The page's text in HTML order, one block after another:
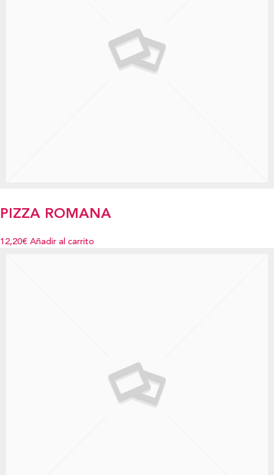
PIZZA ROMANA
12,20€ Añadir al carrito